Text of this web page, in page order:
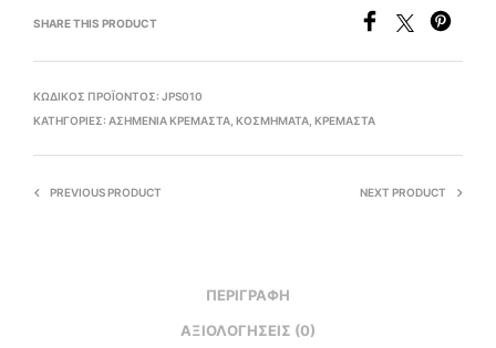
SHARE THIS PRODUCT
ΚΩΔΙΚΌΣ ΠΡΟΪΌΝΤΟΣ: JPS010
ΚΑΤΗΓΟΡΊΕΣ: ΑΣΗΜΈΝΙΑ ΚΡΕΜΑΣΤΆ ΚΟΣΜΉΜΑΤΑ ΚΡΕΜΑΣΤΆ
PREVIOUS PRODUCT NEXT PRODUCT
ΠΕΡΙΓΡΑΦΉ
ΑΞΙΟΛΟΓΉΣΕΙΣ (0)